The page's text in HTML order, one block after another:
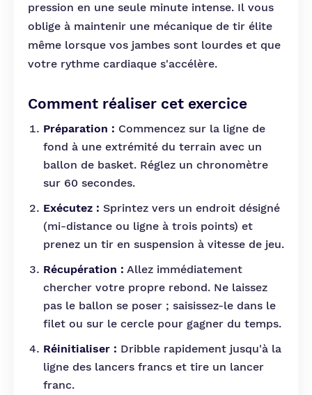
pression en une seule minute intense. Il vous
oblige à maintenir une mécanique de tir élite
même lorsque vos jambes sont lourdes et que
votre rythme cardiaque s'accélère.
Comment réaliser cet exercice
Préparation : Commencez sur la ligne de
fond à une extrémité du terrain avec un
ballon de basket. Réglez un chronomètre
sur 60 secondes.
Exécutez : Sprintez vers un endroit désigné
(mi-distance ou ligne à trois points) et
prenez un tir en suspension à vitesse de jeu.
Récupération : Allez immédiatement
chercher votre propre rebond. Ne laissez
pas le ballon se poser ; saisissez-le dans le
filet ou sur le cercle pour gagner du temps.
Réinitialiser : Dribble rapidement jusqu'à la
ligne des lancers francs et tire un lancer
franc.